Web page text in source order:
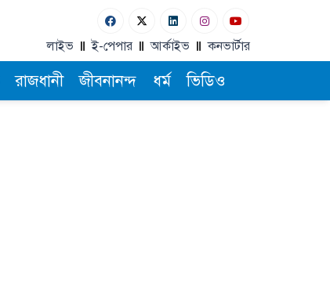
লাইভ ই-পেপার আর্কাইভ কনভার্টার
রাজধানী জীবনানন্দ ধর্ম ভিডিও